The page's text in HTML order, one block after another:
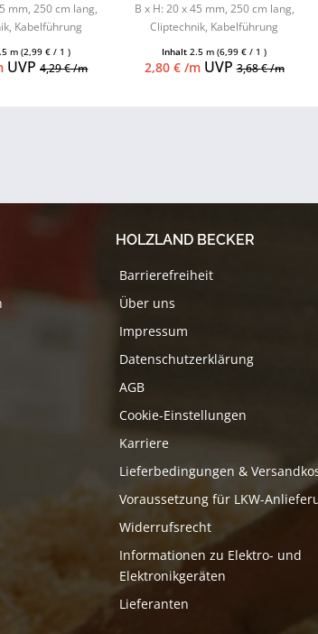
mm, 250 cm lang,
Kabelführung
m (2,99 € / 1 )
UVP4,29 € /m
B x H: 20 x 45 mm, 250 cm lang,
Cliptechnik, Kabelführung
Zubehör...
Inhalt2.5 m(6,99 € / 1 )
2,80 € /mUVP3,68 € /m
HOLZLAND BECKER
Barrierefreiheit
Über uns
Impressum
Datenschutzerklärung
AGB
Cookie-Einstellungen
Karriere
Lieferbedingungen &
Voraussetzung für LKW-
Widerrufsrecht
Informationen zu Elektro- und
Elektronikgeräten
Lieferanten